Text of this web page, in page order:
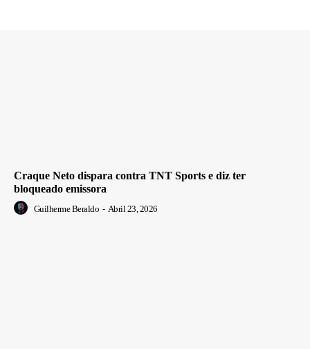
Craque Neto dispara contra TNT Sports e diz ter
bloqueado emissora
Guilherme Beraldo - Abril 23, 2026